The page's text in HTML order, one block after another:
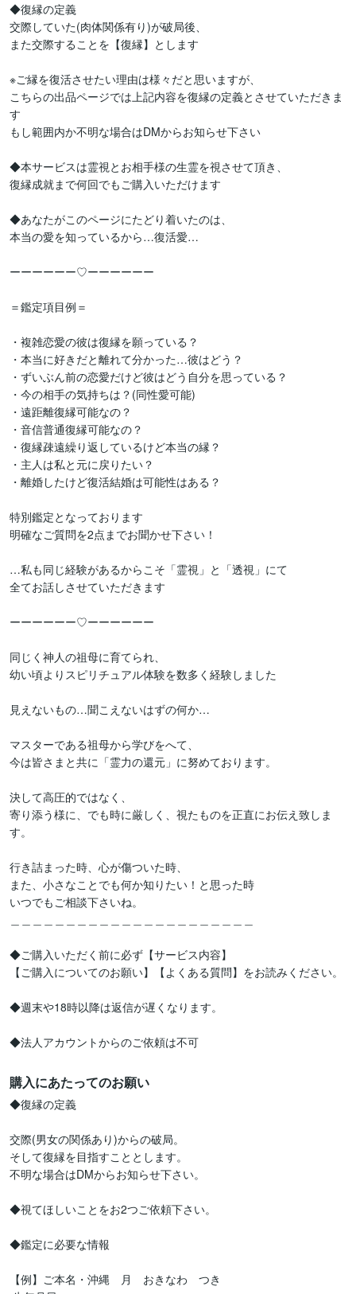
◆復縁の定義
交際していた(肉体関係有り)が破局後、
また交際することを【復縁】とします
※ご縁を復活させたい理由は様々だと思いますが、
こちらの出品ページでは上記内容を復縁の定義とさせていただきま
す
もし範囲内か不明な場合はDMからお知らせ下さい
◆本サービスは霊視とお相手様の生霊を視させて頂き、
復縁成就まで何回でもご購入いただけます
◆あなたがこのページにたどり着いたのは、
本当の愛を知っているから…復活愛…
ーーーーーー♡ーーーーーー
＝鑑定項目例＝
・複雑恋愛の彼は復縁を願っている？
・本当に好きだと離れて分かった…彼はどう？
・ずいぶん前の恋愛だけど彼はどう自分を思っている？
・今の相手の気持ちは？(同性愛可能)
・遠距離復縁可能なの？
・音信普通復縁可能なの？
・復縁疎遠繰り返しているけど本当の縁？
・主人は私と元に戻りたい？
・離婚したけど復活結婚は可能性はある？
特別鑑定となっております
明確なご質問を2点までお聞かせ下さい！
…私も同じ経験があるからこそ「霊視」と「透視」にて
全てお話しさせていただきます
ーーーーーー♡ーーーーーー
同じく神人の祖母に育てられ、
幼い頃よりスピリチュアル体験を数多く経験しました
見えないもの…聞こえないはずの何か…
マスターである祖母から学びをへて、
今は皆さまと共に「霊力の還元」に努めております。
決して高圧的ではなく、
寄り添う様に、でも時に厳しく、視たものを正直にお伝え致しま
す。
行き詰まった時、心が傷ついた時、
また、小さなことでも何か知りたい！と思った時
いつでもご相談下さいね。
◆ご購入いただく前に必ず【サービス内容】
【ご購入についてのお願い】【よくある質問】をお読みください。
◆週末や18時以降は返信が遅くなります。
◆法人アカウントからのご依頼は不可
購入にあたってのお願い
◆復縁の定義
交際(男女の関係あり)からの破局。
そして復縁を目指すこととします。
不明な場合はDMからお知らせ下さい。
◆視てほしいことをお2つご依頼下さい。
◆鑑定に必要な情報
【例】ご本名・沖縄　月　おきなわ　つき